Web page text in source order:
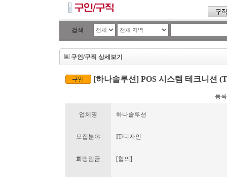
검색
구인/구직 상세보기
[하나솔루션] POS 시스템 테크니션
등
업체명 하나솔루션
모집분야 IT/디자인
희망임금 [협의]